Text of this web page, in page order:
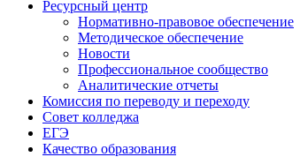
Ресурсный центр
Нормативно-правовое обеспечение
Методическое обеспечение
Новости
Профессиональное сообщество
Аналитические отчеты
Комиссия по переводу и переходу
Совет колледжа
ЕГЭ
Качество образования